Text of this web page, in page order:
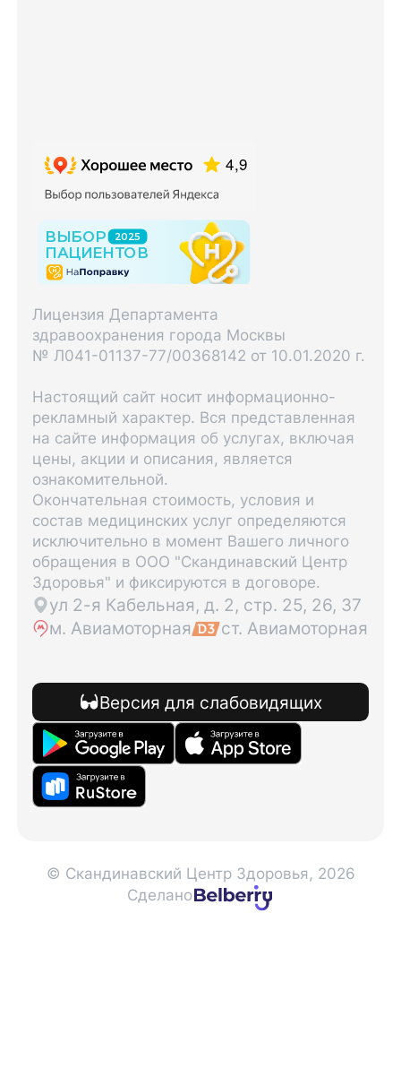
Лицензия Департамента
здравоохранения города Москвы
№ Л041-01137-77/00368142 от 10.01.2020 г.
Настоящий сайт носит информационно-
рекламный характер. Вся представленная
на сайте информация об услугах, включая
цены, акции и описания, является
ознакомительной.
Окончательная стоимость, условия и
состав медицинских услуг определяются
исключительно в момент Вашего личного
обращения в ООО "Скандинавский Центр
Здоровья" и фиксируются в договоре.
ул 2-я Кабельная, д. 2, стр. 25, 26, 37
м. Авиамоторная
ст. Авиамоторная
Версия для слабовидящих
© Скандинавский Центр Здоровья, 2026
Сделано